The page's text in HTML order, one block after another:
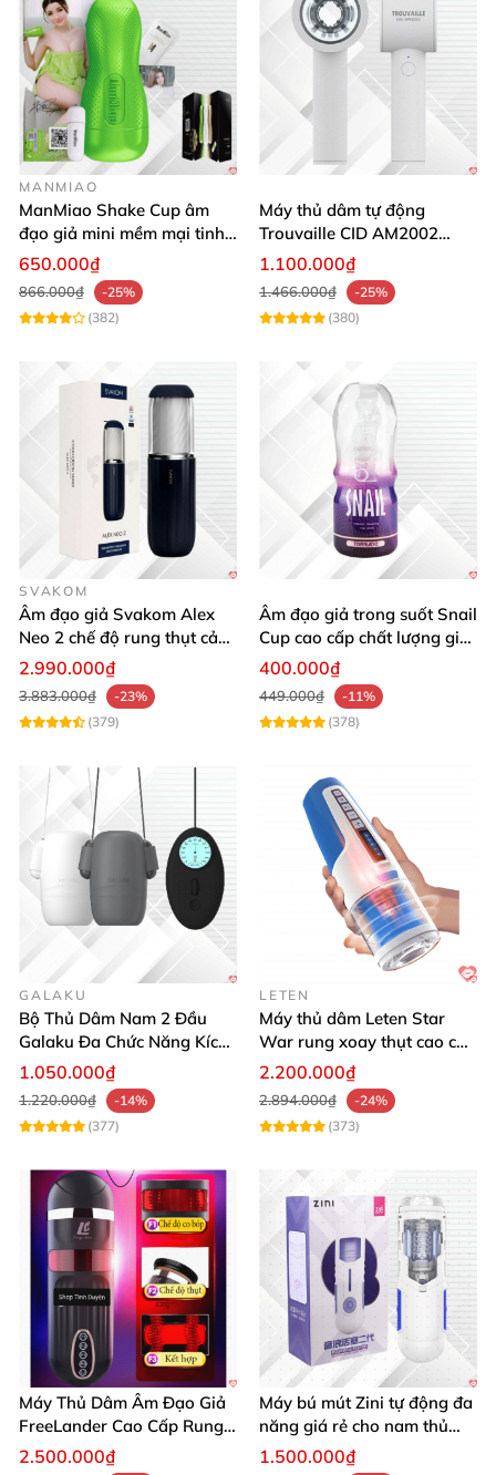
MANMIAO
ManMiao Shake Cup âm
đạo giả mini mềm mại tinh
tế kích thích cực đỉnh
650.000₫
866.000₫
-25%
(382)
Máy thủ dâm tự động
Trouvaille CID AM2002
tăng khoái cảm
1.100.000₫
1.466.000₫
-25%
(380)
SVAKOM
Âm đạo giả Svakom Alex
Neo 2 chế độ rung thụt cảm
giác thật
2.990.000₫
3.883.000₫
-23%
(379)
Âm đạo giả trong suốt Snail
Cup cao cấp chất lượng giá
tốt
400.000₫
449.000₫
-11%
(378)
GALAKU
Bộ Thủ Dâm Nam 2 Đầu
Galaku Đa Chức Năng Kích
Thích Sướng Mạnh
1.050.000₫
1.220.000₫
-14%
(377)
LETEN
Máy thủ dâm Leten Star
War rung xoay thụt cao cấp
giá tốt
2.200.000₫
2.894.000₫
-24%
(373)
Máy Thủ Dâm Âm Đạo Giả
FreeLander Cao Cấp Rung
Thụt Đa Chức Năng
2.500.000₫
Máy bú mút Zini tự động đa
năng giá rẻ cho nam thủ
dâm cao cấp
1.500.000₫